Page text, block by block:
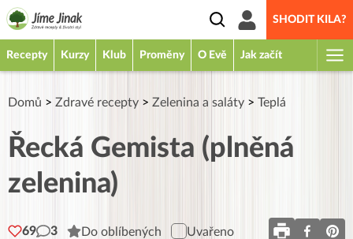
SHODIT KILA?
Recepty Kurzy Klub Proměny O Evě Jak začít
Domů > Zdravé recepty > Zelenina a saláty > Teplá
Řecká Gemista (plněná
zelenina)
69 3 Do oblíbených Uvařeno